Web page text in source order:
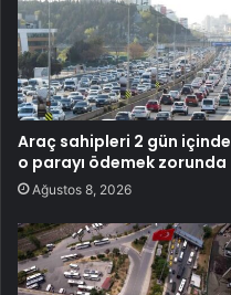
Araç sahipleri 2 gün içinde
o parayı ödemek zorunda
Ağustos 8, 2026